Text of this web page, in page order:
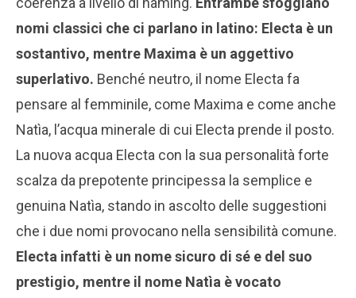
nomi classici che ci parlano in latino: Electa è un
sostantivo, mentre Maxima è un aggettivo
superlativo. Benché neutro, il nome Electa fa
pensare al femminile, come Maxima e come anche
Natìa, l’acqua minerale di cui Electa prende il posto.
La nuova acqua Electa con la sua personalità forte
scalza da prepotente principessa la semplice e
genuina Natìa, stando in ascolto delle suggestioni
che i due nomi provocano nella sensibilità comune.
Electa infatti è un nome sicuro di sé e del suo
prestigio, mentre il nome Natìa è vocato